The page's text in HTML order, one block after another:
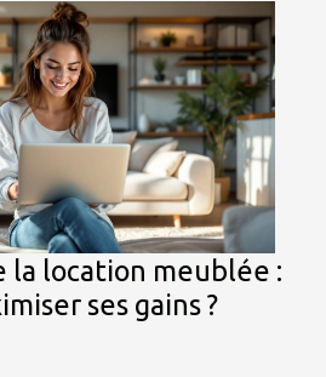
la location meublée :
ses gains ?